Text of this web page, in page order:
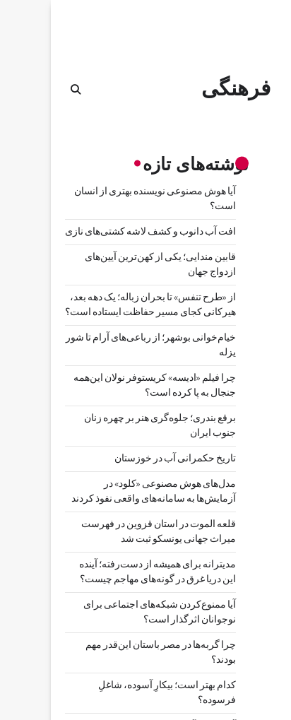
فرهنگی
نوشته‌های تازه
آیا هوش مصنوعی نویسنده بهتری از انسان
است؟
افت آب دانوب و کشف لاشه کشتی‌های نازی
قابین مندایی؛ یکی از کهن‌ترین آیین‌های
ازدواج جهان
از «طرح تنفس» تا بحران زباله؛ یک دهه بعد،
هیرکانی کجای مسیر حفاظت ایستاده است؟
خیام‌خوانی بوشهر؛ از رباعی‌های آرام تا شور
یزله
چرا فیلم «ادیسه» کریستوفر نولان این‌همه
جنجال به پا کرده است؟
برقع بندری؛ جلوه‌گری هنر بر چهره زنان
جنوب ایران
تاریخ حکمرانی آب در خوزستان
مدل‌های هوش مصنوعی «کلود» در
آزمایش‌ها به سامانه‌های واقعی نفوذ کردند
قلعه الموت در استان قزوین در فهرست
میراث جهانی یونسکو ثبت شد
مدیترانه برای همیشه از دست‌رفته؛ آینده
این دریا غرق در گونه‌های مهاجم چیست؟
آیا ممنوع‌کردن شبکه‌های اجتماعی برای
نوجوانان اثرگذار است؟
چرا گربه‌ها در مصر باستان این‌قدر مهم
بودند؟
کدام بهتر است؛ بیکارِ آسوده، شاغلِ
فرسوده؟